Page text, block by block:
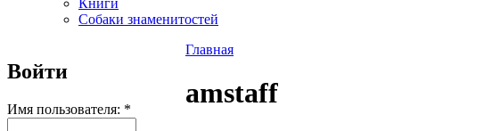
Книги
Собаки знаменитостей
Войти
Имя пользователя: *
Главная
amstaff